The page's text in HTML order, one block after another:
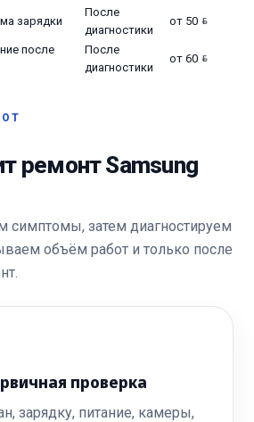
зарядки
После
диагностики
от 50
после
После
диагностики
от 60
ремонт Samsung
симптомы, затем диагностируем
объём работ и только после
проверка
зарядку, питание, камеры,